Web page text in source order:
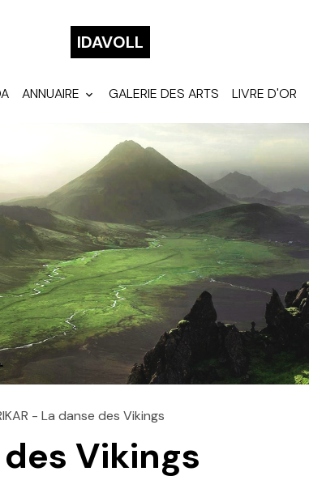
IDAVOLL
ANNUAIRE GALERIE DES ARTS LIVRE D'OR
- La danse des Vikings
des Vikings